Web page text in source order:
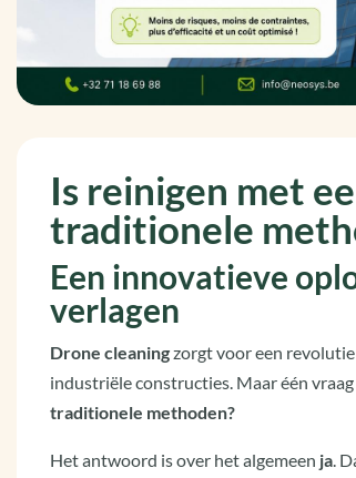
Is reinigen met
traditionele
Een innovatieve
verlagen
Drone cleaningzorgt voor een revolutie
industriële constructies. Maar één
traditionele methoden?
Het antwoord is over het algemeen ja.